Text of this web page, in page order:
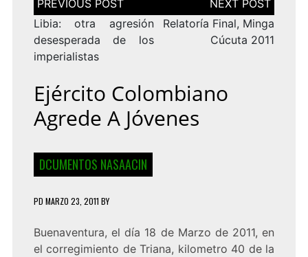
de
entradas
Libia: otra agresión
desesperada de los
imperialistas
Relatoría Final, Minga
Cúcuta 2011
Ejército Colombiano
Agrede A Jóvenes
DCUMENTOS NASAACIN
PD MARZO 23, 2011 BY
Buenaventura, el día 18 de Marzo de 2011, en
el corregimiento de Triana, kilometro 40 de la